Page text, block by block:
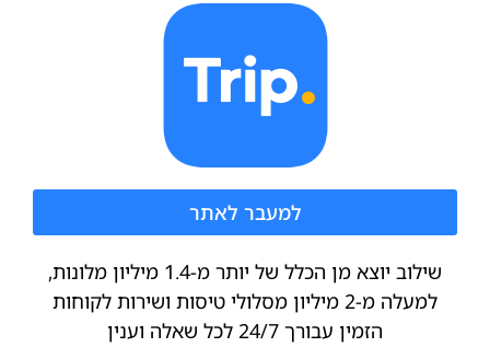
למעבר לאתר
שילוב יוצא מן הכלל של יותר מ-1.4 מיליון מלונות,
למעלה מ-2 מיליון מסלולי טיסות ושירות לקוחות
הזמין עבורך 24/7 לכל שאלה וענין